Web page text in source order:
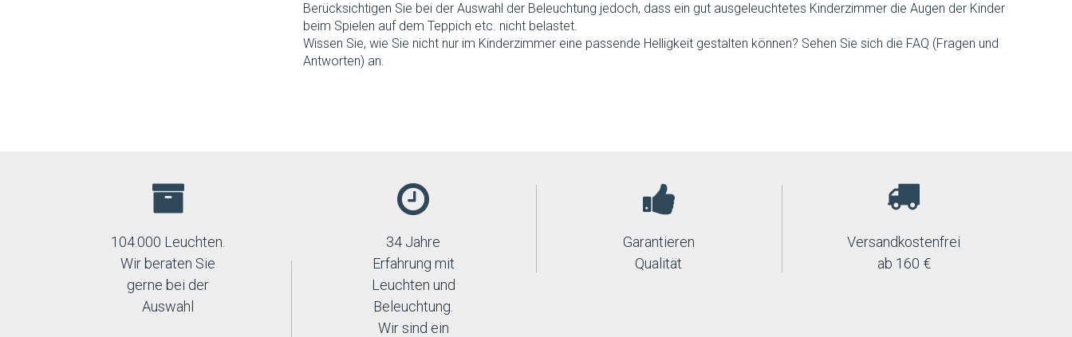
Berücksichtigen Sie bei der Auswahl der Beleuchtung jedoch, dass ein gut ausgeleuchtetes Kinderzimmer die Augen der Kinder
beim Spielen auf dem Teppich etc. nicht belastet.
Wissen Sie, wie Sie nicht nur im Kinderzimmer eine passende Helligkeit gestalten können? Sehen Sie sich die FAQ (Fragen und
Antworten) an.
104.000 Leuchten.
Wir beraten Sie
gerne bei der
Auswahl
34 Jahre
Erfahrung mit
Leuchten und
Beleuchtung.
Wir sind ein
Garantieren
Qualität
Versandkostenfrei
ab 160 €